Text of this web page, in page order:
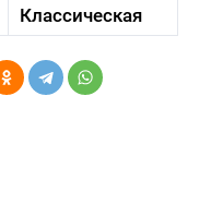
Классическая